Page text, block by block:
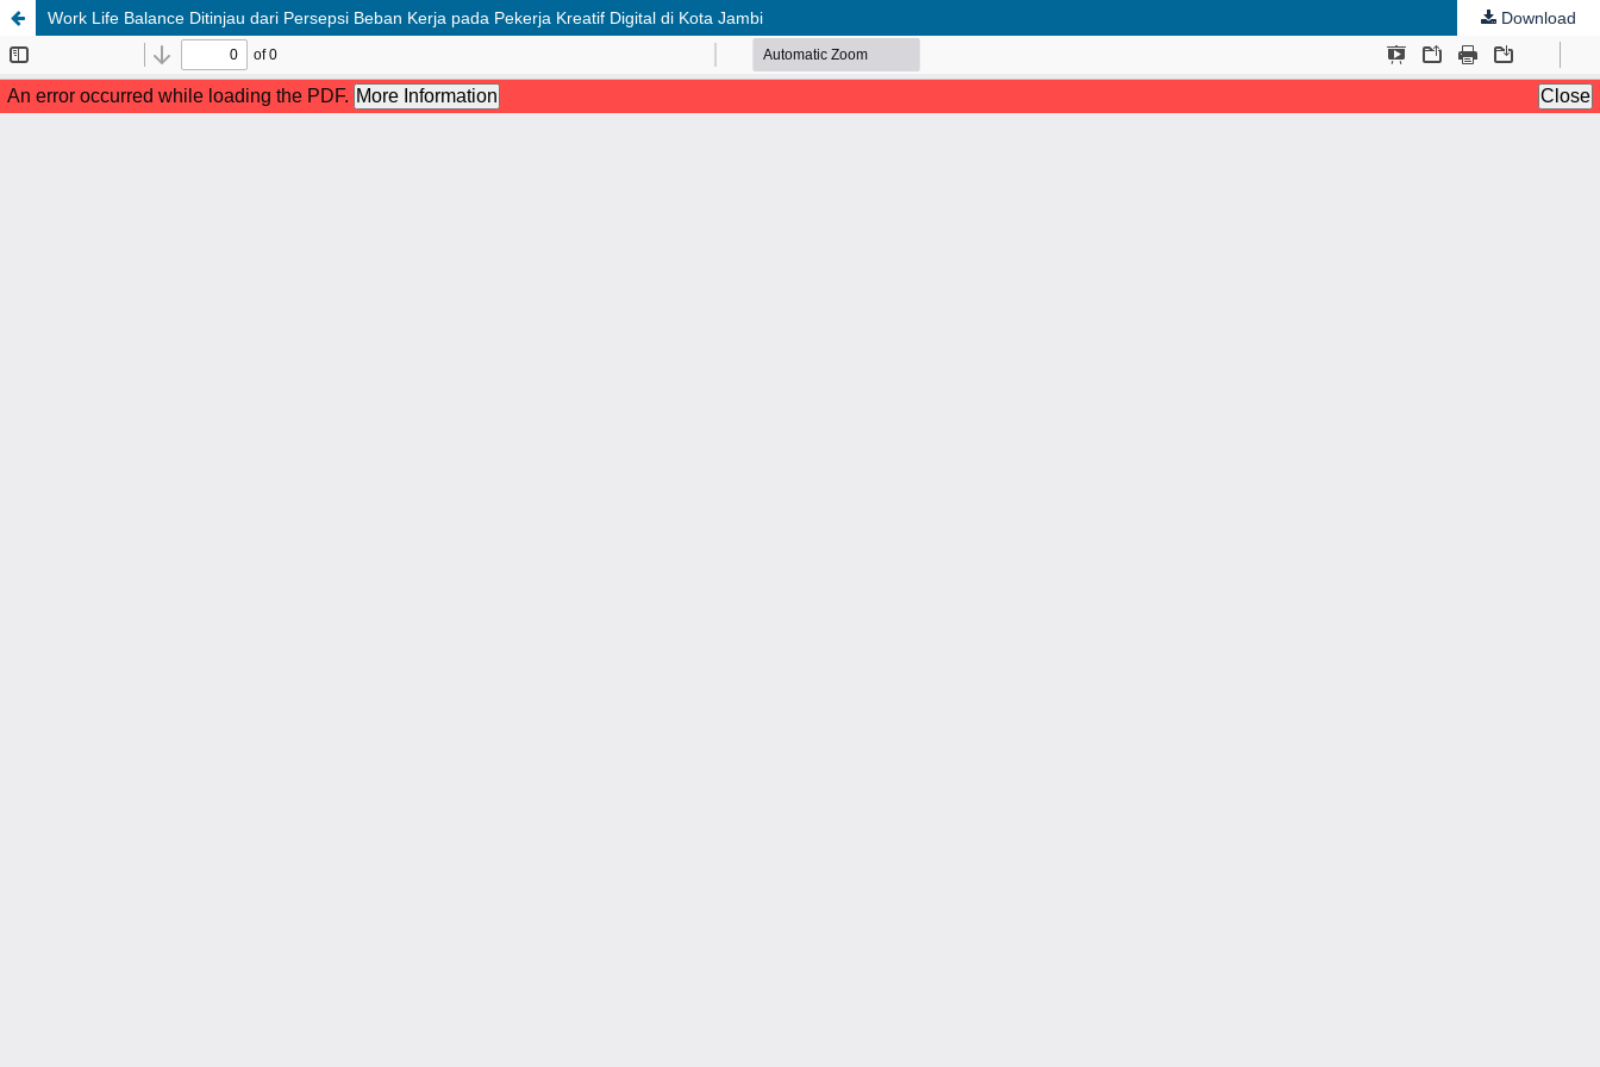
Work Life Balance Ditinjau dari Persepsi Beban Kerja pada Pekerja Kreatif Digital di Kota Jambi Download